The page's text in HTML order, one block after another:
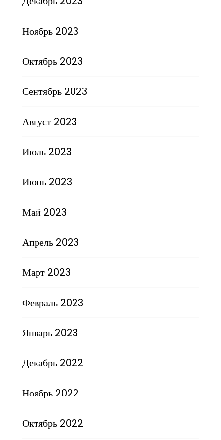
Ноябрь 2023
Октябрь 2023
Сентябрь 2023
Август 2023
Июль 2023
Июнь 2023
Май 2023
Апрель 2023
Март 2023
Февраль 2023
Январь 2023
Декабрь 2022
Ноябрь 2022
Октябрь 2022